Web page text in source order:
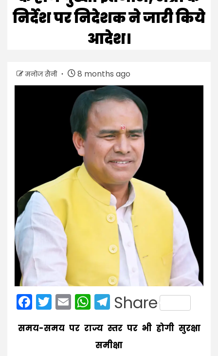
निर्देश पर निदेशक ने जारी किये
आदेश।
मनोज सैनी 8 months ago
Facebook
Twitter
EmailWhatsApp
Telegram
Share
समय-समय पर राज्य स्तर पर भी होगी सुरक्षा
समीक्षा